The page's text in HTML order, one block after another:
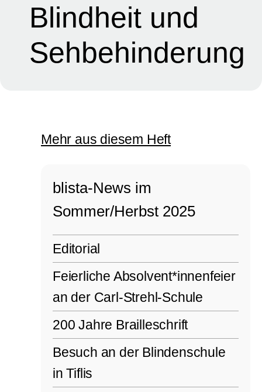
Blindheit und
Sehbehinderung
Mehr aus diesem Heft
blista-News im
Sommer/Herbst 2025
Editorial
Feierliche Absolvent*innenfeier
an der Carl-Strehl-Schule
200 Jahre Brailleschrift
Besuch an der Blindenschule
in Tiflis